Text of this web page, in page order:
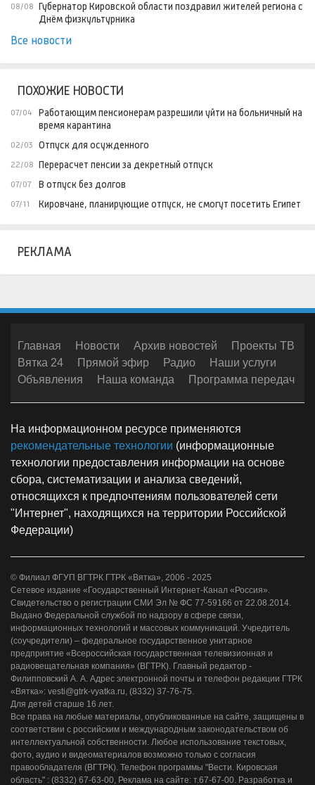
08/08 Губернатор Кировской области поздравил жителей региона с
Днём физкультурника
Все новости
ПОХОЖИЕ НОВОСТИ
07/04
Работающим пенсионерам разрешили уйти на больничный на
время карантина
02/03 Отпуск для осужденного
22/08 Перерасчет пенсии за декретный отпуск
07/07 В отпуск без долгов
07/11 Кировчане, планирующие отпуск, не смогут посетить Египет
РЕКЛАМА
Главная Новости Архив новостей
Проекты ТВ
Вятка 24
Прямой эфир Радио
Наши услуги
Объявления
Наша команда Программа передач
На информационном ресурсе применяются
рекомендательные технологии (информационные
технологии предоставления информации на основе
сбора, систематизации и анализа сведений,
относящихся к предпочтениям пользователей сети
"Интернет", находящихся на территории Российской
Федерации)
© Филиал ФГУП ВГТРК ГТРК «Вятка», 2006 - 2025
Сетевое издание «Государственный Интернет-Канал «Россия».
Свидетельство о регистрации СМИ Эл № ФС 77-59166 от 22.08.2014.
Выдано Федеральной службой по надзору в сфере связи,
информационных технологий и массовых коммуникаций. Учредитель
(соучредители) – федеральное государственное унитарное
предприятие «Всероссийская государственная телевизионная и
радиовещательная компания» (ВГТРК). Главный редактор -
Филипповский А. А. Адрес электронной почты и телефон редакции ГТРК
«Вятка»: vesti@gtrk-vyatka.ru, (8332) 37-76-75.
Для детей старше 16 лет.
Все права на любые материалы, опубликованные на сайте, защищены в
соответствии с российским и международным законодательством об
интеллектуальной собственности. Любое использование текстовых,
фото, аудио и видеоматериалов возможно только с согласия
правообладателя (ВГТРК). Телефон программы "Вести. Кировская
область" : (8332) 67-63-00, Реклама на сайте: т.67-67-00. Разработка и